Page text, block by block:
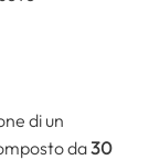
di un
da30